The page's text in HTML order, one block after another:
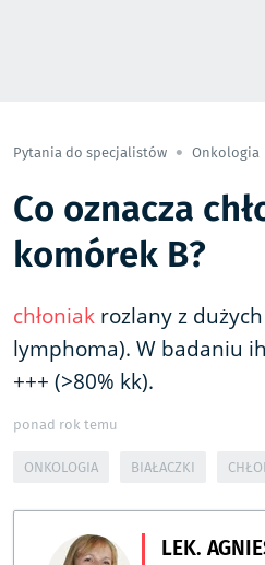
Pytania do specjalistów Onkologia
Co oznacza
komórek B?
chłoniak rozlany z
lymphoma). W badaniu
+++ (>80% kk).
ponad rok temu
ONKOLOGIA BIAŁACZKI
LEK.